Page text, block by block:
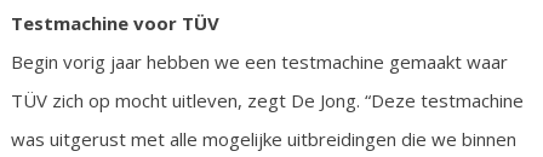
Testmachine voor TÜV
Begin vorig jaar hebben we een testmachine gemaakt waar
TÜV zich op mocht uitleven, zegt De Jong. “Deze testmachine
was uitgerust met alle mogelijke uitbreidingen die we binnen